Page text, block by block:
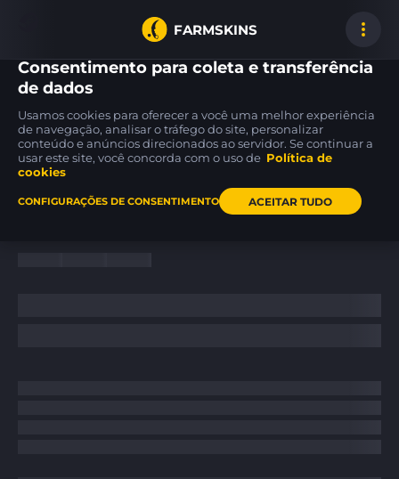
FARMSKINS
45
M4A4
Choppa MW 45
AWP
Capillary FT
AK-47
Uncharted
Inicio
Consentimento para coleta e transferência
de dados
Usamos cookies para oferecer a você uma melhor experiência
de navegação, analisar o tráfego do site, personalizar
conteúdo e anúncios direcionados ao servidor. Se continuar a
usar este site, você concorda com o uso de Política de
cookies
CONFIGURAÇÕES DE CONSENTIMENTO ACEITAR TUDO